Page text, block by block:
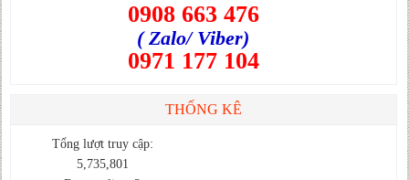
0908 663 476
( Zalo/ Viber)
0971 177 104
THỐNG KÊ
Tổng lượt truy cập:
5,735,801